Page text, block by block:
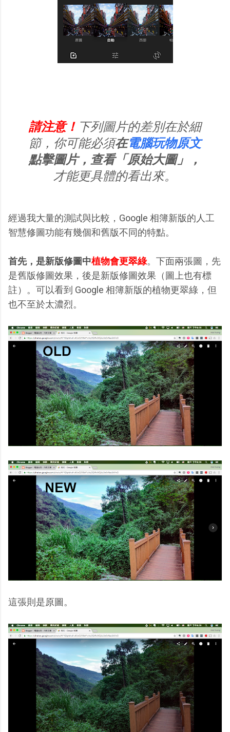
請注意！ 下列圖片的差別在於細
節，你可能必須在電腦玩物原文
點擊圖片，查看「原始大圖」，
才能更具體的看出來。
經過我大量的測試與比較，Google 相簿新版的人工
智慧修圖功能有幾個和舊版不同的特點。
首先，是新版修圖中植物會更翠綠。下面兩張圖，先
是舊版修圖效果，後是新版修圖效果（圖上也有標
註）。可以看到 Google 相簿新版的植物更翠綠，但
也不至於太濃烈。
這張則是原圖。